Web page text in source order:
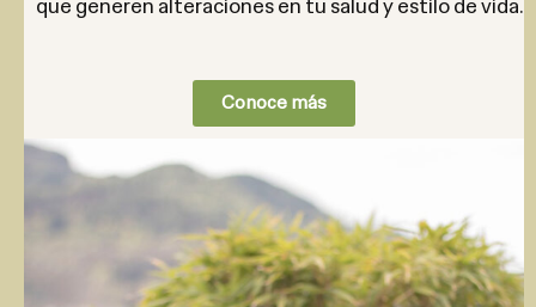
que generen alteraciones en tu salud y estilo de vida.
Conoce más